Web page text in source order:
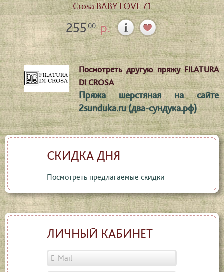
Crosa BABY LOVE 71
25500р.
Посмотреть другую пряжу FILATURA
DI CROSA
Пряжа шерстяная на сайте
2sunduka.ru (два-сундука.рф)
СКИДКА ДНЯ
Посмотреть предлагаемые скидки
ЛИЧНЫЙ КАБИНЕТ